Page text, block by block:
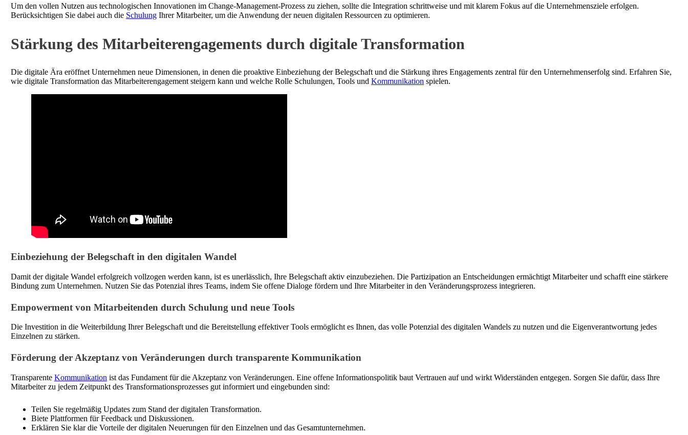
Um den vollen Nutzen aus technologischen Innovationen im Change-Management-Prozess zu ziehen, sollte die Integration schrittweise und mit klarem Fokus auf die Unternehmensziele erfolgen.
Berücksichtigen Sie dabei auch die Schulung Ihrer Mitarbeiter, um die Anwendung der neuen digitalen Ressourcen zu optimieren.
Stärkung des Mitarbeiterengagements durch digitale Transformation
Die digitale Ära eröffnet Unternehmen neue Dimensionen, in denen die proaktive Einbeziehung der Belegschaft und die Stärkung ihres Engagements zentral für den Unternehmenserfolg sind. Erfahren Sie,
wie digitale Transformation das Mitarbeiterengagement steigern kann und welche Rolle Schulungen, Tools und Kommunikation spielen.
Einbeziehung der Belegschaft in den digitalen Wandel
Damit der digitale Wandel erfolgreich vollzogen werden kann, ist es unerlässlich, Ihre Belegschaft aktiv einzubeziehen. Die Partizipation an Entscheidungen ermächtigt Mitarbeiter und schafft eine stärkere
Bindung zum Unternehmen. Nutzen Sie das Potenzial ihres Teams, indem Sie offene Dialoge fördern und Ihre Mitarbeiter in den Veränderungsprozess integrieren.
Empowerment von Mitarbeitenden durch Schulung und neue Tools
Die Investition in die Weiterbildung Ihrer Belegschaft und die Bereitstellung effektiver Tools ermöglicht es Ihnen, das volle Potenzial des digitalen Wandels zu nutzen und die Eigenverantwortung jedes
Einzelnen zu stärken.
Förderung der Akzeptanz von Veränderungen durch transparente Kommunikation
Transparente Kommunikation ist das Fundament für die Akzeptanz von Veränderungen. Eine offene Informationspolitik baut Vertrauen auf und wirkt Widerständen entgegen. Sorgen Sie dafür, dass Ihre
Mitarbeiter zu jedem Zeitpunkt des Transformationsprozesses gut informiert und eingebunden sind:
Teilen Sie regelmäßig Updates zum Stand der digitalen Transformation.
Biete Plattformen für Feedback und Diskussionen.
Erklären Sie klar die Vorteile der digitalen Neuerungen für den Einzelnen und das Gesamtunternehmen.